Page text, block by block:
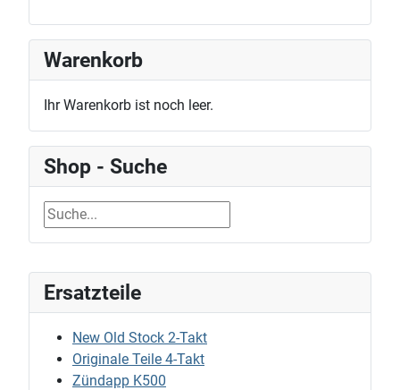
Ersatzteile
New Old Stock 2-Takt
Originale Teile 4-Takt
Zündapp K500
Warenkorb
Ihr Warenkorb ist noch leer.
Shop - Suche